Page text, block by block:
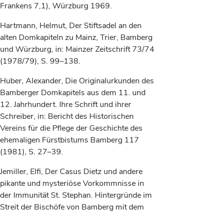
Frankens 7,1), Würzburg 1969.
Hartmann, Helmut, Der Stiftsadel an den
alten Domkapiteln zu Mainz, Trier, Bamberg
und Würzburg, in: Mainzer Zeitschrift 73/74
(1978/79), S. 99–138.
Huber, Alexander, Die Originalurkunden des
Bamberger Domkapitels aus dem 11. und
12. Jahrhundert. Ihre Schrift und ihrer
Schreiber, in: Bericht des Historischen
Vereins für die Pflege der Geschichte des
ehemaligen Fürstbistums Bamberg 117
(1981), S. 27–39.
Jemiller, Elfi, Der Casus Dietz und andere
pikante und mysteriöse Vorkommnisse in
der Immunität St. Stephan. Hintergründe im
Streit der Bischöfe von Bamberg mit dem